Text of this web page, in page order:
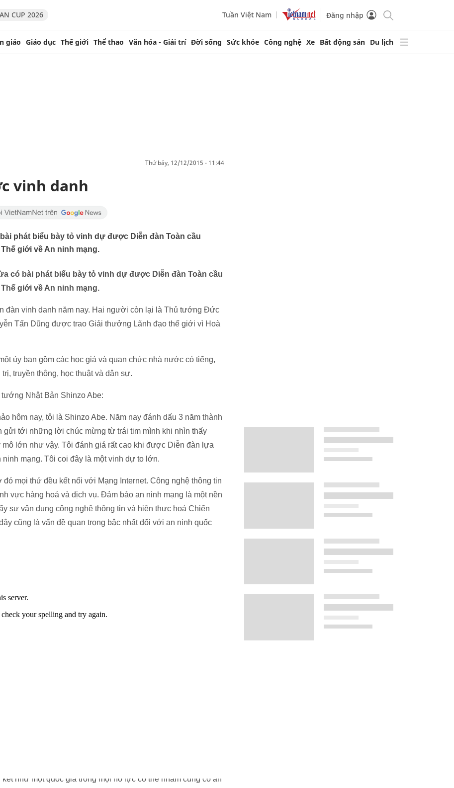
CUP 2026 Tuần Việt Nam Đăng nhập
giáo Giáo dục Thế giới Thể thao Văn hóa - Giải trí Đời sống Sức khỏe Công nghệ Xe Bất động sản Du lịch
thứ bảy, 12/12/2015 - 11:44
vinh danh
phát biểu bày tỏ vinh dự được Diễn đàn Toàn cầu
giới về An ninh mạng.
có bài phát biểu bày tỏ vinh dự được Diễn đàn Toàn cầu
giới về An ninh mạng.
đàn vinh danh năm nay. Hai người còn lại là Thủ tướng Đức
Tấn Dũng được trao Giải thưởng Lãnh đạo thế giới vì Hoà
ủy ban gồm các học giả và quan chức nhà nước có tiếng,
truyền thông, học thuật và dân sự.
Nhật Bản Shinzo Abe:
hôm nay, tôi là Shinzo Abe. Năm nay đánh dấu 3 năm thành
gửi tới những lời chúc mừng từ trái tim mình khi nhìn thấy
lớn như vậy. Tôi đánh giá rất cao khi được Diễn đàn lựa
mạng. Tôi coi đây là một vinh dự to lớn.
mọi thứ đều kết nối với Mạng Internet. Công nghệ thông tin
vực hàng hoá và dịch vụ. Đảm bảo an ninh mạng là một nền
sự vận dụng cộng nghệ thông tin và hiện thực hoá Chiến
cũng là vấn đề quan trọng bậc nhất đối với an ninh quốc
như một quốc gia trong mọi nỗ lực có thể nhằm củng cố an